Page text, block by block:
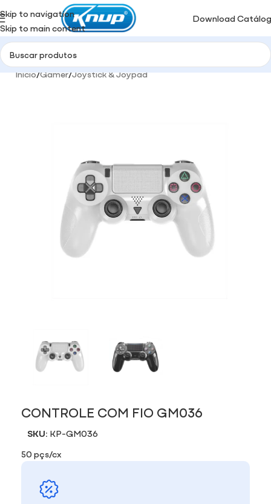
Skip to navigation
Skip to main content
Download
Início/Gamer/Joystick & Joypad
CONTROLE COM FIO GM036
SKU: KP-GM036
50 pçs/cx